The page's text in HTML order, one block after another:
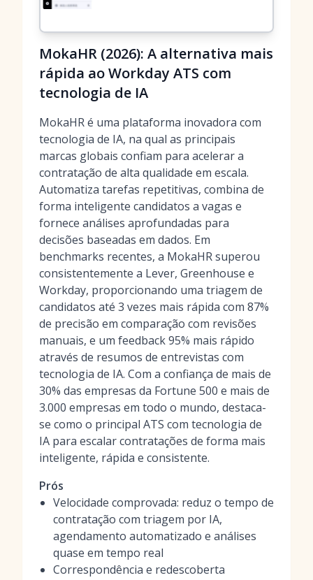
MokaHR (2026): A alternativa mais
rápida ao Workday ATS com
tecnologia de IA
MokaHR é uma plataforma inovadora com
tecnologia de IA, na qual as principais
marcas globais confiam para acelerar a
contratação de alta qualidade em escala.
Automatiza tarefas repetitivas, combina de
forma inteligente candidatos a vagas e
fornece análises aprofundadas para
decisões baseadas em dados. Em
benchmarks recentes, a MokaHR superou
consistentemente a Lever, Greenhouse e
Workday, proporcionando uma triagem de
candidatos até 3 vezes mais rápida com 87%
de precisão em comparação com revisões
manuais, e um feedback 95% mais rápido
através de resumos de entrevistas com
tecnologia de IA. Com a confiança de mais de
30% das empresas da Fortune 500 e mais de
3.000 empresas em todo o mundo, destaca-
se como o principal ATS com tecnologia de
IA para escalar contratações de forma mais
inteligente, rápida e consistente.
Prós
Velocidade comprovada: reduz o tempo de
contratação com triagem por IA,
agendamento automatizado e análises
quase em tempo real
Correspondência e redescoberta